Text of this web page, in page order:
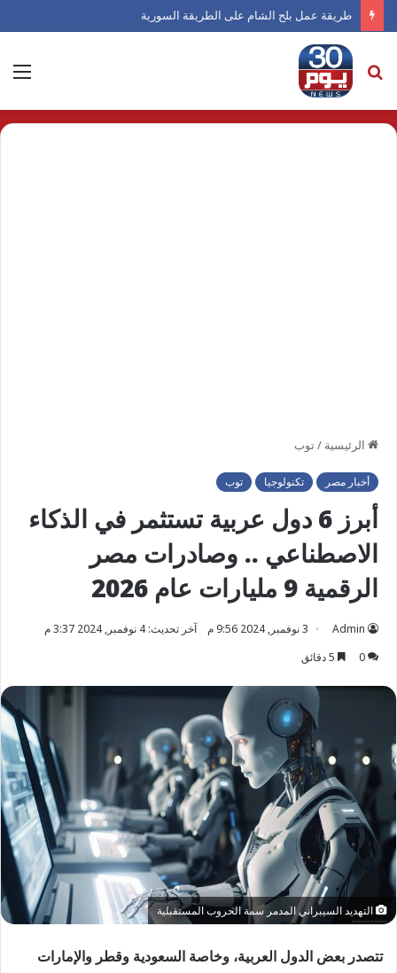
طريقة عمل بلح الشام على الطريقة السورية
بحث
عن
الرئيسية /توب
أخبار مصر تكنولوجيا توب
أبرز 6 دول عربية تستثمر في الذكاء
الاصطناعي .. وصادرات مصر
الرقمية 9 مليارات عام 2026
Admin 3 نوفمبر, 2024 9:56 م
آخر تحديث: 4 نوفمبر, 2024 3:37 م
0
التهديد السيبراني المدمر سمة الحروب المستقبلية
تتصدر بعض الدول العربية، وخاصة السعودية وقطر والإمارات